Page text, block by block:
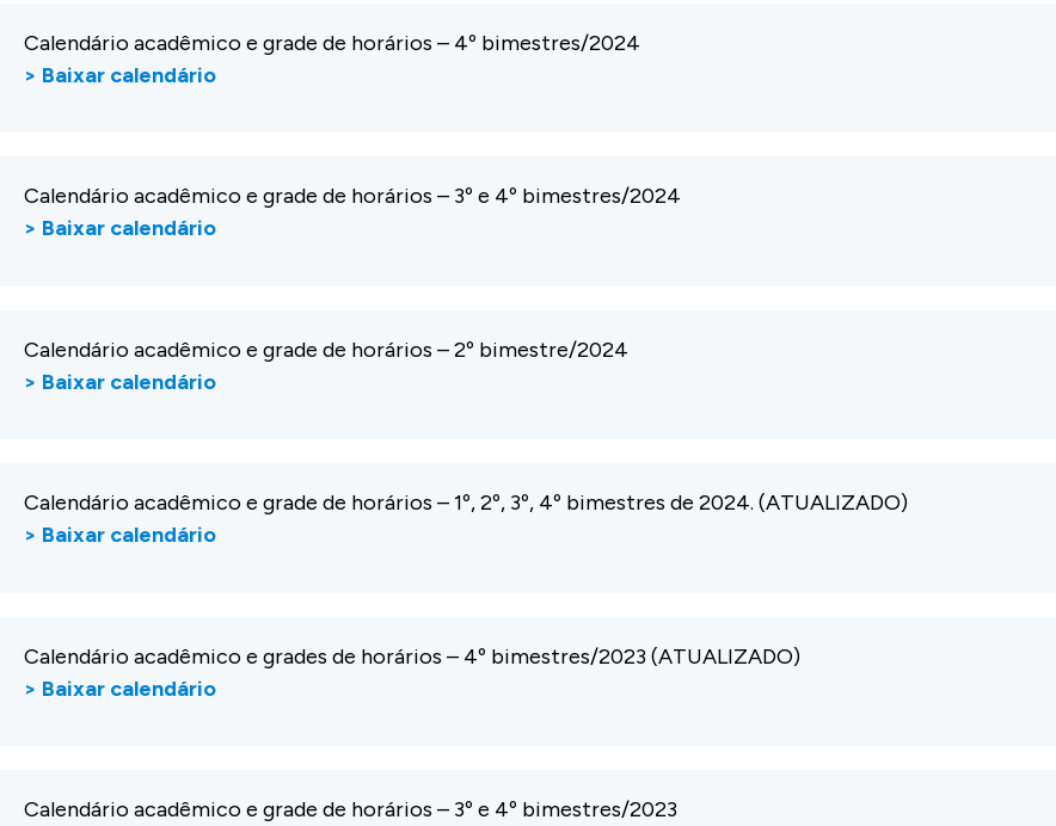
Calendário acadêmico e grade de horários – 4º bimestres/2024
> Baixar calendário
Calendário acadêmico e grade de horários – 3º e 4º bimestres/2024
> Baixar calendário
Calendário acadêmico e grade de horários – 2º bimestre/2024
> Baixar calendário
Calendário acadêmico e grade de horários – 1º, 2º, 3º, 4º bimestres de 2024. (ATUALIZADO)
> Baixar calendário
Calendário acadêmico e grades de horários – 4º bimestres/2023 (ATUALIZADO)
> Baixar calendário
Calendário acadêmico e grade de horários – 3º e 4º bimestres/2023